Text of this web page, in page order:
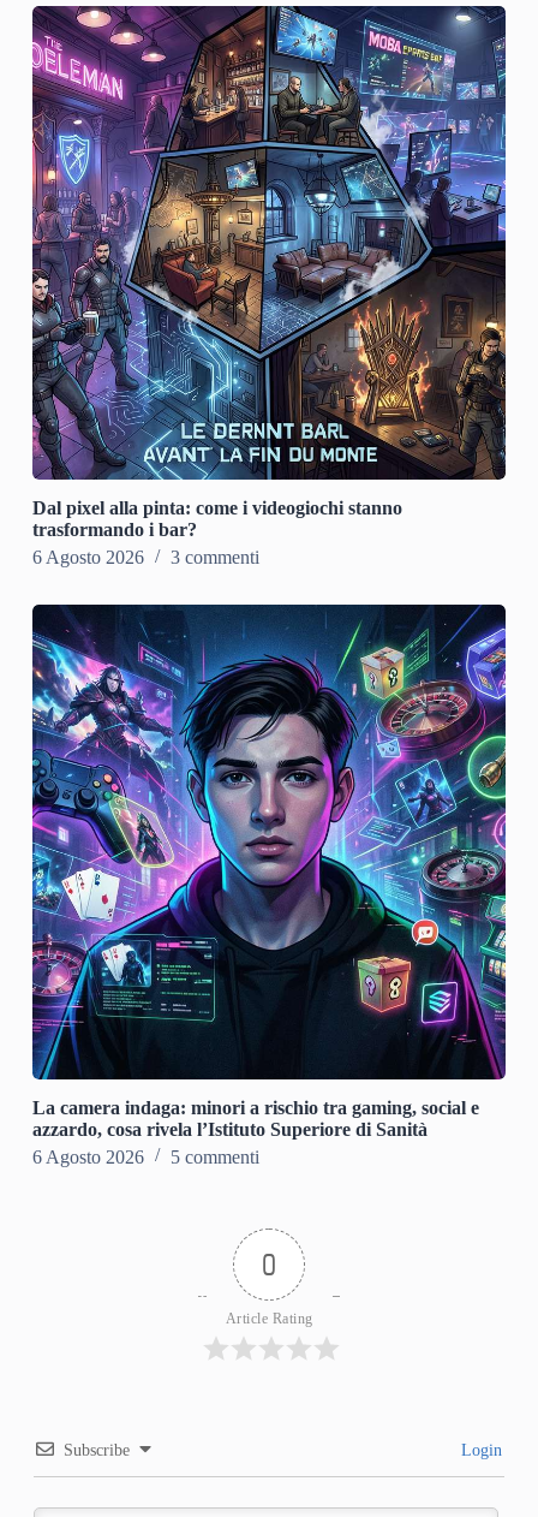
Dal pixel alla pinta: come i videogiochi stanno
trasformando i bar?
6 Agosto 2026
3 commenti
La camera indaga: minori a rischio tra gaming, social e
azzardo, cosa rivela l’Istituto Superiore di Sanità
6 Agosto 2026
5 commenti
0
Article Rating
Subscribe Login